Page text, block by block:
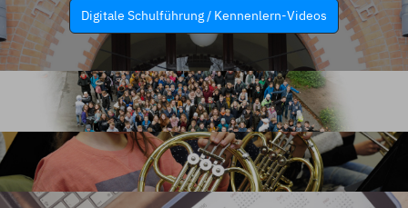
Digitale Schulführung / Kennenlern-Videos